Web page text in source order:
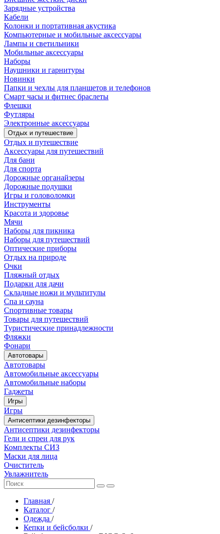
Зарядные устройства
Кабели
Колонки и портативная акустика
Компьютерные и мобильные аксессуары
Лампы и светильники
Мобильные аксессуары
Наборы
Наушники и гарнитуры
Новинки
Папки и чехлы для планшетов и телефонов
Смарт часы и фитнес браслеты
Флешки
Футляры
Электронные аксессуары
Отдых и путешествие
Отдых и путешествие
Аксессуары для путешествий
Для бани
Для спорта
Дорожные органайзеры
Дорожные подушки
Игры и головоломки
Инструменты
Красота и здоровье
Мячи
Наборы для пикника
Наборы для путешествий
Оптические приборы
Отдых на природе
Очки
Пляжный отдых
Подарки для дачи
Складные ножи и мультитулы
Спа и сауна
Спортивные товары
Товары для путешествий
Туристические принадлежности
Фляжки
Фонари
Автотовары
Автотовары
Автомобильные аксессуары
Автомобильные наборы
Гаджеты
Игры
Игры
Антисептики дезинфекторы
Антисептики дезинфекторы
Гели и спреи для рук
Комплекты СИЗ
Маски для лица
Очиститель
Увлажнитель
Главная /
Каталог /
Одежда /
Кепки и бейсболки /